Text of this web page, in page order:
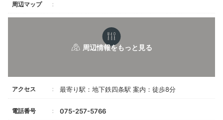
周辺マップ
アクセス 最寄り駅：地下鉄四条駅 案内：徒歩8分
電話番号 075-257-5766